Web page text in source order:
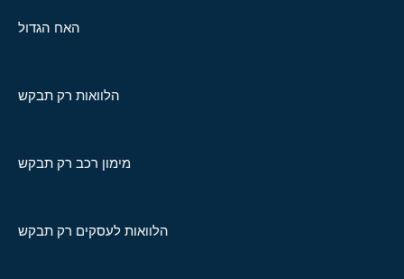
האח הגדול
הלוואות רק תבקש
מימון רכב רק תבקש
הלוואות לעסקים רק תבקש